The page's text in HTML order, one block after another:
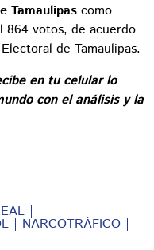
Tamaulipas como
864 votos, de acuerdo
de Tamaulipas.
en tu celular lo
con el análisis y la
NARCOTRÁFICO